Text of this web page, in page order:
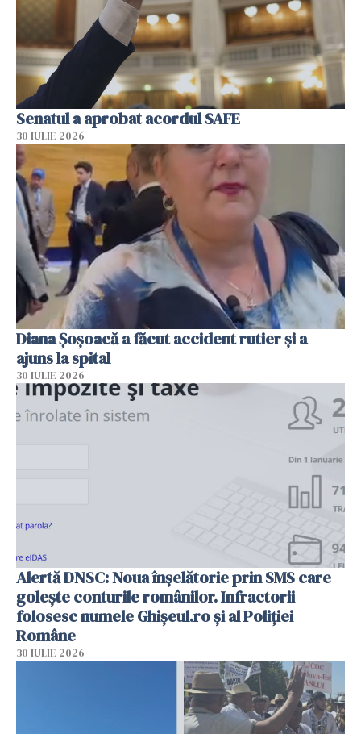
Senatul a aprobat acordul SAFE
30 IULIE 2026
Diana Șoșoacă a făcut accident rutier și a
ajuns la spital
30 IULIE 2026
Alertă DNSC: Noua înșelătorie prin SMS care
golește conturile românilor. Infractorii
folosesc numele Ghișeul.ro și al Poliției
Române
30 IULIE 2026